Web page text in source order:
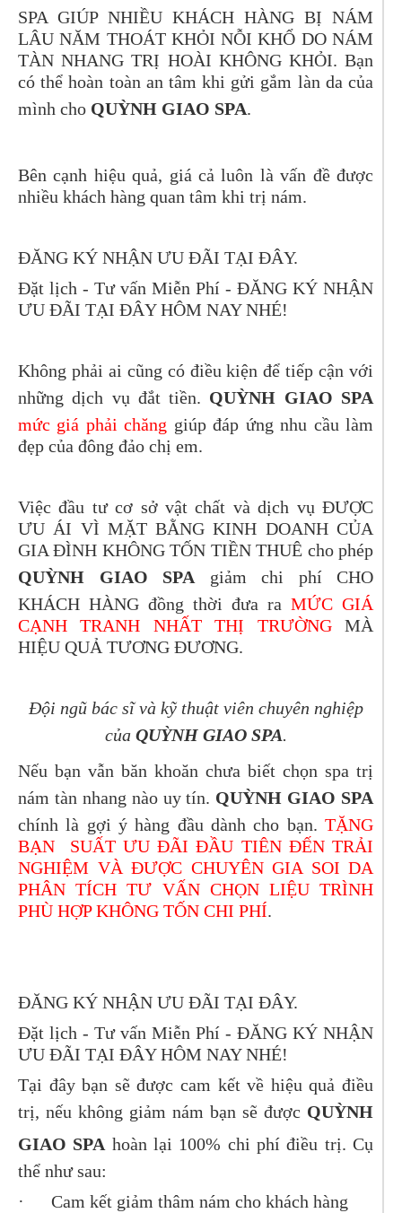
SPA GIÚP NHIỀU KHÁCH HÀNG BỊ NÁM
LÂU NĂM THOÁT KHỎI NỖI KHỔ DO NÁM
TÀN NHANG TRỊ HOÀI KHÔNG KHỎI. Bạn
có thể hoàn toàn an tâm khi gửi gắm làn da của
mình cho QUỲNH GIAO SPA.
Bên cạnh hiệu quả, giá cả luôn là vấn đề được
nhiều khách hàng quan tâm khi trị nám.
ĐĂNG KÝ NHẬN ƯU ĐÃI TẠI ĐÂY.
Đặt lịch - Tư vấn Miễn Phí - ĐĂNG KÝ NHẬN
ƯU ĐÃI TẠI ĐÂYHÔM NAY NHÉ!
Không phải ai cũng có điều kiện để tiếp cận với
những dịch vụ đắt tiền. QUỲNH GIAO SPA
mức giá phải chăng giúp đáp ứng nhu cầu làm
đẹp của đông đảo chị em.
Việc đầu tư cơ sở vật chất và dịch vụ ĐƯỢC
ƯU ÁI VÌ MẶT BẰNG KINH DOANH CỦA
GIA ĐÌNH KHÔNG TỐN TIỀN THUÊ cho phép
QUỲNH GIAO SPA giảm chi phí CHO
KHÁCH HÀNG đồng thời đưa ra MỨC GIÁ
CẠNH TRANH NHẤT THỊ TRƯỜNG
MÀ
HIỆU QUẢ TƯƠNG ĐƯƠNG.
Đội ngũ bác sĩ và kỹ thuật viên chuyên nghiệp
của QUỲNH GIAO SPA.
Nếu bạn vẫn băn khoăn chưa biết chọn spa trị
nám tàn nhang nào uy tín. QUỲNH GIAO SPA
chính là gợi ý hàng đầu dành cho bạn. TẶNG
BẠN SUẤT ƯU ĐÃI ĐẦU TIÊN ĐẾN TRẢI
NGHIỆM VÀ ĐƯỢC CHUYÊN GIA SOI DA
PHÂN TÍCH TƯ VẤN CHỌN LIỆU TRÌNH
PHÙ HỢP KHÔNG TỐN CHI PHÍ.
ĐĂNG KÝ NHẬN ƯU ĐÃI TẠI ĐÂY.
Đặt lịch - Tư vấn Miễn Phí - ĐĂNG KÝ NHẬN
ƯU ĐÃI TẠI ĐÂYHÔM NAY NHÉ!
Tại đây bạn sẽ được cam kết về hiệu quả điều
trị, nếu không giảm nám bạn sẽ được QUỲNH
GIAO SPA hoàn lại 100% chi phí điều trị. Cụ
thể như sau:
· Cam kết giảm thâm nám cho khách hàng